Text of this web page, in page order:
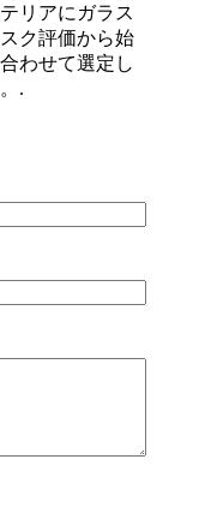
リアにガラス
ク評価から始
わせて選定し
.